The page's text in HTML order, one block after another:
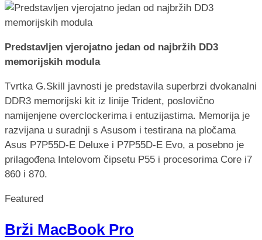
Predstavljen vjerojatno jedan od najbržih DD3
memorijskih modula
Tvrtka G.Skill javnosti je predstavila superbrzi dvokanalni
DDR3 memorijski kit iz linije Trident, poslovično
namijenjene overclockerima i entuzijastima. Memorija je
razvijana u suradnji s Asusom i testirana na pločama
Asus P7P55D-E Deluxe i P7P55D-E Evo, a posebno je
prilagođena Intelovom čipsetu P55 i procesorima Core i7
860 i 870.
Featured
Brži MacBook Pro